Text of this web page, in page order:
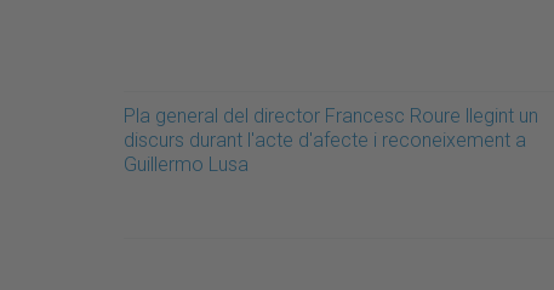
Pla general del director Francesc Roure llegint un
discurs durant l'acte d'afecte i reconeixement a
Guillermo Lusa